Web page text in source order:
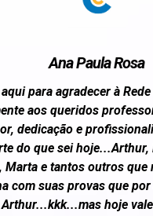
Ana Paula Rosa
para agradecer à
aos queridos
dedicação e
do que sei hoje...Arthur,
Marta e tantos outros que
com suas provas que
Arthur...kkk...mas hoje